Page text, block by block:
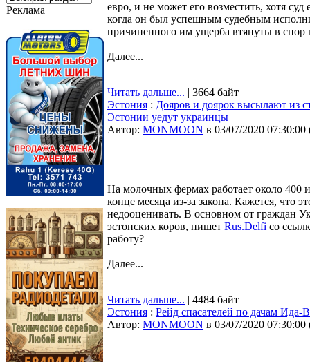
Реклама
евро, и не может его возместить, хотя
когда он был успешным судебным
причиненного им ущерба втянуты в спор
Далее...
Читать дальше... | 3664 байт
Эстония : Дояров и доярок высылают из
Эстонии уедут украинцы
Автор: MONMOON в 03/07/2020 07:30:00
На молочных фермах работает около 400
конце месяца из-за закона. Кажется, что
недооценивать. В основном от граждан
эстонских коров, пишет Rus.Delfi со
работу?
Далее...
Читать дальше... | 4484 байт
Эстония : Рейд спасателей по дачам Ида-
Автор: MONMOON в 03/07/2020 07:30:00